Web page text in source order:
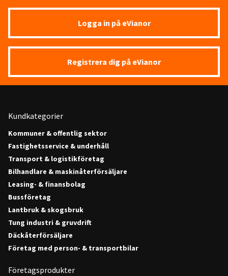
Logga in på eVianor
Registrera dig på eVianor
Kundkategorier
Kommuner & offentlig sektor
Fastighetsservice & underhåll
Transport & logistikföretag
Bilhandlare & maskinåterförsäljare
Leasing- & finansbolag
Bussföretag
Lantbruk & skogsbruk
Tung industri & gruvdrift
Däckåterförsäljare
Företag med person- & transportbilar
Företagsprodukter